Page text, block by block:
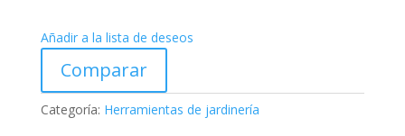
Añadir a la lista de deseos
Comparar
Categoría: Herramientas de jardinería